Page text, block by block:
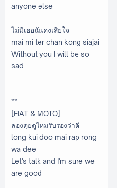
anyone else
ไม่มีเธอฉันคงเสียใจ
mai mi ter chan kong siajai
Without you I will be so
sad
**
[FIAT & MOTO]
ลองคุยดูไหมรับรองว่าดี
long kui doo mai rap rong
wa dee
Let's talk and I'm sure we
are good